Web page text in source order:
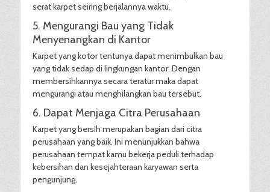
serat karpet seiring berjalannya waktu.
5. Mengurangi Bau yang Tidak
Menyenangkan di Kantor
Karpet yang kotor tentunya dapat menimbulkan bau
yang tidak sedap di lingkungan kantor. Dengan
membersihkannya secara teratur maka dapat
mengurangi atau menghilangkan bau tersebut.
6. Dapat Menjaga Citra Perusahaan
Karpet yang bersih merupakan bagian dari citra
perusahaan yang baik. Ini menunjukkan bahwa
perusahaan tempat kamu bekerja peduli terhadap
kebersihan dan kesejahteraan karyawan serta
pengunjung.